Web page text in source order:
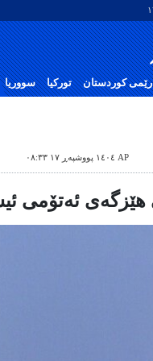
کوردستان تورکیا سووریا
AP ١٤٠٤ پووشپەڕ ١٧ ٠٨:٣٣
هێزگەی ئەتۆمی